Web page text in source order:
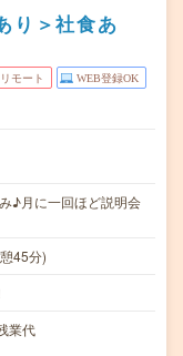
り＞社食あ
モート WEB登録OK
♪月に一回ほど説明会
45分)
業代